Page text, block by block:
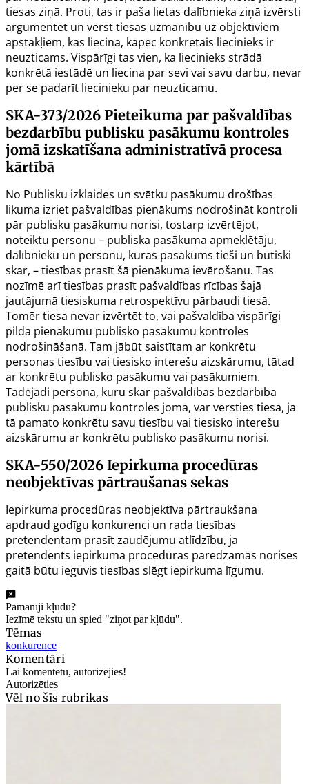
tiesas ziņā. Proti, tas ir paša lietas dalībnieka ziņā izvērsti
argumentēt un vērst tiesas uzmanību uz objektīviem
apstākļiem, kas liecina, kāpēc konkrētais liecinieks ir
neuzticams. Vispārīgi tas vien, ka liecinieks strādā
konkrētā iestādē un liecina par sevi vai savu darbu, nevar
per se padarīt liecinieku par neuzticamu.
SKA-373/2026 Pieteikuma par pašvaldības
bezdarbību publisku pasākumu kontroles
jomā izskatīšana administratīvā procesa
kārtībā
No Publisku izklaides un svētku pasākumu drošības
likuma izriet pašvaldības pienākums nodrošināt kontroli
pār publisku pasākumu norisi, tostarp izvērtējot,
noteiktu personu – publiska pasākuma apmeklētāju,
dalībnieku un personu, kuras pasākums tieši un būtiski
skar, – tiesības prasīt šā pienākuma ievērošanu. Tas
nozīmē arī tiesības prasīt pašvaldības rīcības šajā
jautājumā tiesiskuma retrospektīvu pārbaudi tiesā.
Tomēr tiesa nevar izvērtēt to, vai pašvaldība vispārīgi
pilda pienākumu publisko pasākumu kontroles
nodrošināšanā. Tam jābūt saistītam ar konkrētu
personas tiesību vai tiesisko interešu aizskārumu, tātad
ar konkrētu publisko pasākumu vai pasākumiem.
Tādējādi persona, kuru skar pašvaldības bezdarbība
publisku pasākumu kontroles jomā, var vērsties tiesā, ja
tā pamato konkrētu savu tiesību vai tiesisko interešu
aizskārumu ar konkrētu publisko pasākumu norisi.
SKA-550/2026 Iepirkuma procedūras
neobjektīvas pārtraušanas sekas
Iepirkuma procedūras neobjektīva pārtraukšana
apdraud godīgu konkurenci un rada tiesības
pretendentam prasīt zaudējumu atlīdzību, ja
pretendents iepirkuma procedūras paredzamās norises
gaitā būtu ieguvis tiesības slēgt iepirkuma līgumu.
Pamanīji kļūdu?
Iezīmē tekstu un spied "ziņot par kļūdu".
Tēmas
konkurence
Komentāri
Lai komentētu, autorizējies!
Autorizēties
Vēl no šīs rubrikas